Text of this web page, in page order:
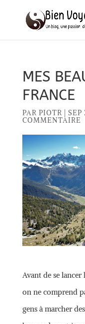
MES
FRANCE
PAR PIOTR SEP
COMMENTAIRE
Avant de se
on ne comprend
gens à marcher